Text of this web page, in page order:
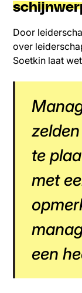
Door
over
Soetkin laat
te
met
een